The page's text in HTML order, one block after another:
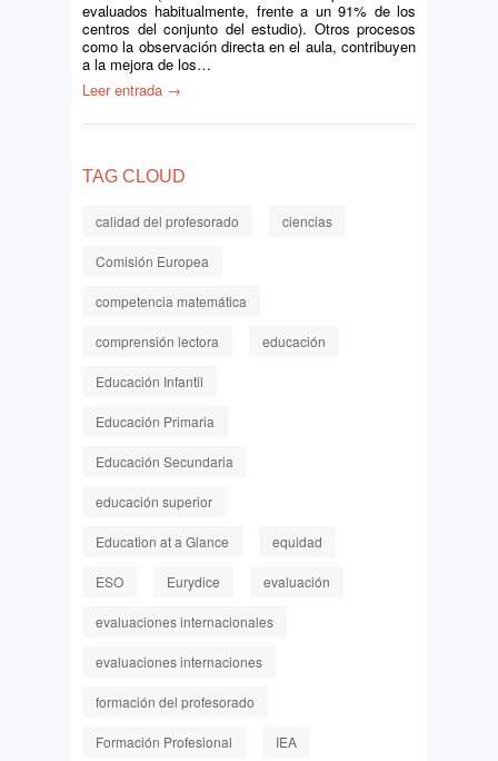
evaluados habitualmente, frente a un 91% de los
centros del conjunto del estudio). Otros procesos
como la observación directa en el aula, contribuyen
a la mejora de los…
Leer entrada →
TAG CLOUD
calidad del profesorado ciencias
Comisión Europea
competencia matemática
comprensión lectora educación
Educación Infantil
Educación Primaria
Educación Secundaria
educación superior
Education at a Glance equidad
ESO Eurydice evaluación
evaluaciones internacionales
evaluaciones internaciones
formación del profesorado
Formación Profesional IEA